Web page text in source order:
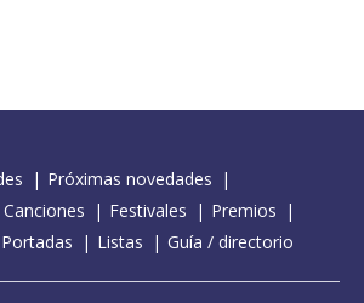
Próximas novedades
Canciones Festivales
Premios
Portadas Listas Guía / directorio